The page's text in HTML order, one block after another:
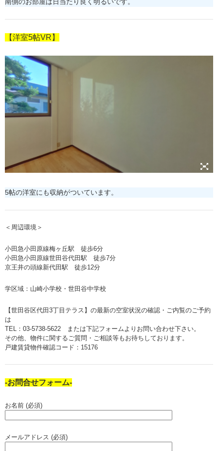
【洋室5帖VR】
5帖の洋室にも収納がついています。
＜周辺環境＞
小田急小田原線梅ヶ丘駅 徒歩6分
小田急小田原線世田谷代田駅 徒歩7分
京王井の頭線新代田駅 徒歩12分
学区域：山崎小学校・世田谷中学校
【世田谷区代田3丁目テラス】の最新の空室状況の確認・ご内覧のご予約
は
TEL：03-5738-5622 または下記フォームよりお問い合わせ下さい。
その他、物件に関するご質問・ご相談等もお待ちしております。
戸建賃貸物件確認コード：15176
-お問合せフォーム-
お名前 (必須)
メールアドレス (必須)